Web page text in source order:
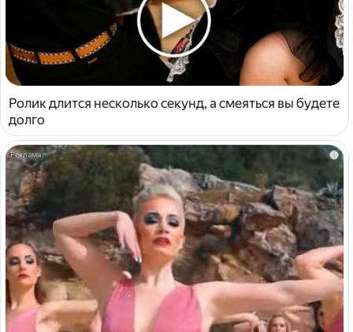
Ролик длится несколько секунд, а смеяться вы будете
долго
i